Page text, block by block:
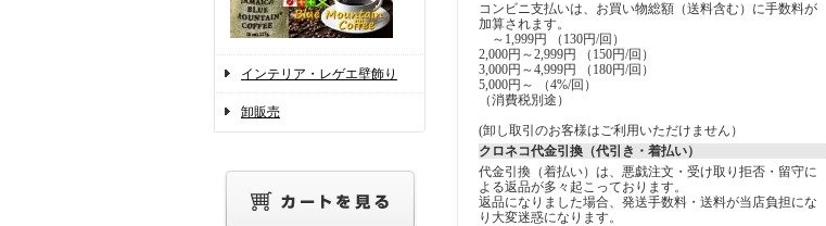
インテリア・レゲエ壁飾り
卸販売
コンビニ支払いは、お買い物総額（送料含む）に手数料が
加算されます。
～1,999円 （130円/回）
2,000円～2,999円 （150円/回）
3,000円～4,999円 （180円/回）
5,000円～ （4%/回）
（消費税別途）
(卸し取引のお客様はご利用いただけません）
クロネコ代金引換（代引き・着払い）
代金引換（着払い）は、悪戯注文・受け取り拒否・留守に
よる返品が多々起こっております。
返品になりました場合、発送手数料・送料が当店負担にな
り大変迷惑になります。